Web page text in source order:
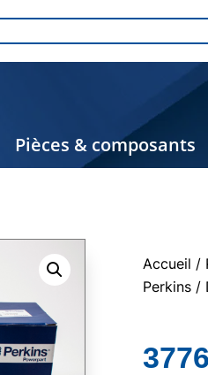
Pièces & composants
Accueil /
Perkins /